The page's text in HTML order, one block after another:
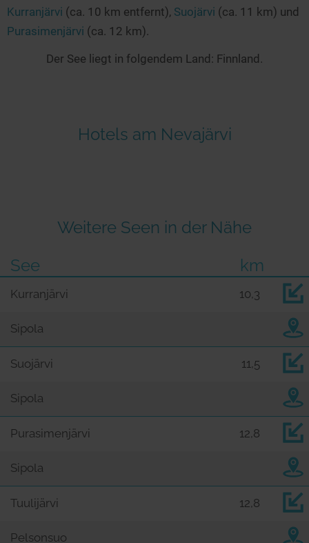
Kurranjärvi (ca. 10 km entfernt), Suojärvi (ca. 11 km) und
Purasimenjärvi (ca. 12 km).
Der See liegt in folgendem Land: Finnland.
Hotels am Nevajärvi
Weitere Seen in der Nähe
See
km
Kurranjärvi 10,3
Sipola
Suojärvi 11,5
Sipola
Purasimenjärvi 12,8
Sipola
Tuulijärvi 12,8
Pelsonsuo